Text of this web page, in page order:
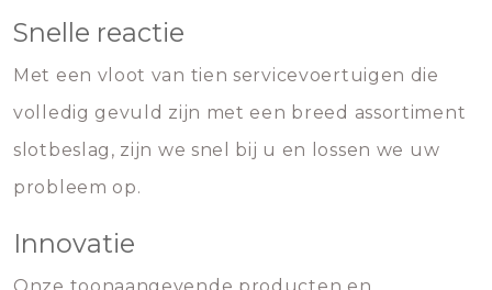
Snelle reactie
Met een vloot van tien servicevoertuigen die
volledig gevuld zijn met een breed assortiment
slotbeslag, zijn we snel bij u en lossen we uw
probleem op.
Innovatie